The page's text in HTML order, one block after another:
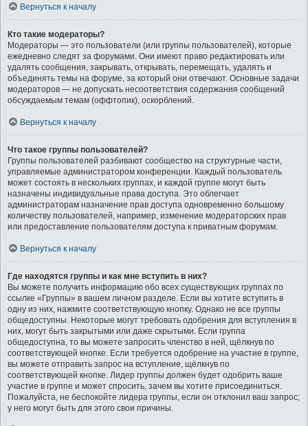
Вернуться к началу
Кто такие модераторы?
Модераторы — это пользователи (или группы пользователей), которые
ежедневно следят за форумами. Они имеют право редактировать или
удалять сообщения, закрывать, открывать, перемещать, удалять и
объединять темы на форуме, за который они отвечают. Основные задачи
модераторов — не допускать несоответствия содержания сообщений
обсуждаемым темам (оффтопик), оскорблений.
Вернуться к началу
Что такое группы пользователей?
Группы пользователей разбивают сообщество на структурные части,
управляемые администратором конференции. Каждый пользователь
может состоять в нескольких группах, и каждой группе могут быть
назначены индивидуальные права доступа. Это облегчает
администраторам назначение прав доступа одновременно большому
количеству пользователей, например, изменение модераторских прав
или предоставление пользователям доступа к приватным форумам.
Вернуться к началу
Где находятся группы и как мне вступить в них?
Вы можете получить информацию обо всех существующих группах по
ссылке «Группы» в вашем личном разделе. Если вы хотите вступить в
одну из них, нажмите соответствующую кнопку. Однако не все группы
общедоступны. Некоторые могут требовать одобрения для вступления в
них, могут быть закрытыми или даже скрытыми. Если группа
общедоступна, то вы можете запросить членство в ней, щёлкнув по
соответствующей кнопке. Если требуется одобрение на участие в группе,
вы можете отправить запрос на вступление, щёлкнув по
соответствующей кнопке. Лидер группы должен будет одобрить ваше
участие в группе и может спросить, зачем вы хотите присоединиться.
Пожалуйста, не беспокойте лидера группы, если он отклонил ваш запрос;
у него могут быть для этого свои причины.